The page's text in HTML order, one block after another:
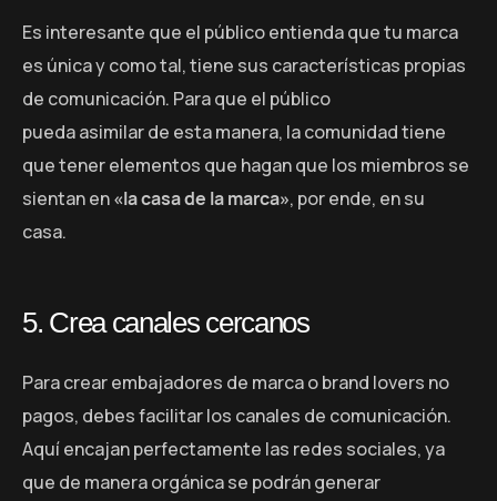
Es interesante que el público entienda que tu marca
es única y como tal, tiene sus características propias
de comunicación. Para que el público
pueda asimilar de esta manera, la comunidad tiene
que tener elementos que hagan que los miembros se
sientan en«la casa de la marca», por ende, en su
casa.
5. Crea canales cercanos
Para crear embajadores de marca o brand lovers no
pagos, debes facilitar los canales de comunicación.
Aquí encajan perfectamente las redes sociales, ya
que de manera orgánica se podrán generar